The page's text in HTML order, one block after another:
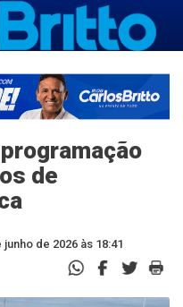
de
junho de 2026 às 18:41